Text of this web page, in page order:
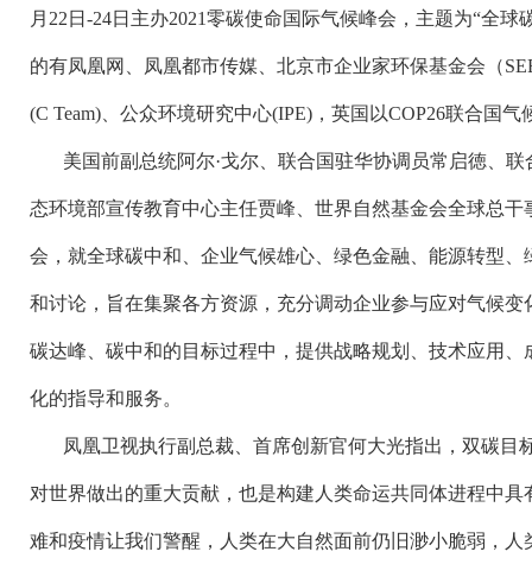
月22日-24日主办2021零碳使命国际气候峰会，主题为“全
的有凤凰网、凤凰都市传媒、北京市企业家环保基金会（
(C Team)、公众环境研究中心(IPE)，英国以COP26联合国
美国前副总统阿尔·戈尔、联合国驻华协调员常启徳、
态环境部宣传教育中心主任贾峰、世界自然基金会全球总
会，就全球碳中和、企业气候雄心、绿色金融、能源转型
和讨论，旨在集聚各方资源，充分调动企业参与应对气候
碳达峰、碳中和的目标过程中，提供战略规划、技术应用
化的指导和服务。
凤凰卫视执行副总裁、首席创新官何大光指出，双碳目
对世界做出的重大贡献，也是构建人类命运共同体进程中
难和疫情让我们警醒，人类在大自然面前仍旧渺小脆弱，